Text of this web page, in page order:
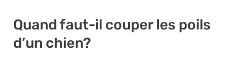
Quand faut-il couper les poils
d’un chien?